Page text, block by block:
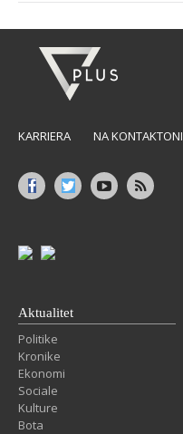
KARRIERA NA KONTAKTONI
Aktualitet
Politike
Kronike
Ekonomi
Sociale
Kulture
Bota